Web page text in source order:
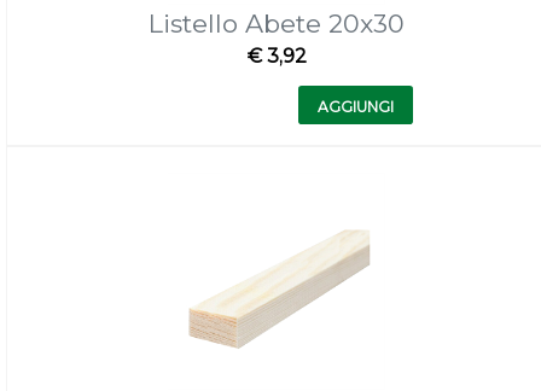
Listello Abete 20x30
€ 3,92
Quantità
AGGIUNGI